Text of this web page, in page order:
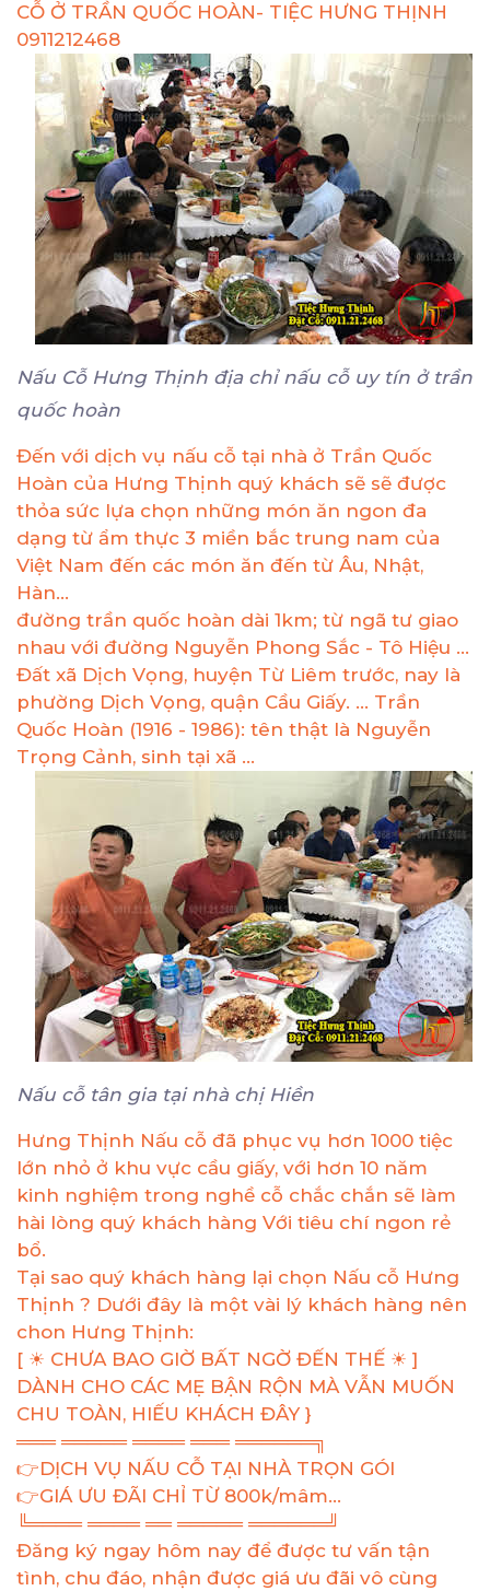
CỖ Ở TRẦN QUỐC HOÀN- TIỆC HƯNG THỊNH
0911212468
Nấu Cỗ Hưng Thịnh địa chỉ nấu cỗ uy tín ở trần
quốc hoàn
Đến với dịch vụ nấu cỗ tại nhà ở Trần Quốc
Hoàn của Hưng Thịnh quý khách sẽ sẽ được
thỏa sức lựa chọn những món ăn ngon đa
dạng từ ẩm thực 3 miền bắc trung nam của
Việt Nam đến các món ăn đến từ Âu, Nhật,
Hàn...
đường trần quốc hoàn dài 1km; từ ngã tư giao
nhau với đường Nguyễn Phong Sắc - Tô Hiệu ...
Đất xã Dịch Vọng, huyện Từ Liêm trước, nay là
phường Dịch Vọng, quận Cầu Giấy. ... Trần
Quốc Hoàn (1916 - 1986): tên thật là Nguyễn
Trọng Cảnh, sinh tại xã ...
Nấu cỗ tân gia tại nhà chị Hiền
Hưng Thịnh Nấu cỗ đã phục vụ hơn 1000 tiệc
lớn nhỏ ở khu vực cầu giấy, với hơn 10 năm
kinh nghiệm trong nghề cỗ chắc chắn sẽ làm
hài lòng quý khách hàng Với tiêu chí ngon rẻ
bổ.
Tại sao quý khách hàng lại chọn Nấu cỗ Hưng
Thịnh ? Dưới đây là một vài lý khách hàng nên
chon Hưng Thịnh:
[ ☀ CHƯA BAO GIỜ BẤT NGỜ ĐẾN THẾ ☀ ]
DÀNH CHO CÁC MẸ BẬN RỘN MÀ VẪN MUỐN
CHU TOÀN, HIẾU KHÁCH ĐÂY }
═══ ═════ ════ ═══ ══════╗
👉DỊCH VỤ NẤU CỖ TẠI NHÀ TRỌN GÓI
👉GIÁ ƯU ĐÃI CHỈ TỪ 800k/mâm...
╚════ ════ ══ ═════ ══════╝
Đăng ký ngay hôm nay để được tư vấn tận
tình, chu đáo, nhận được giá ưu đãi vô cùng